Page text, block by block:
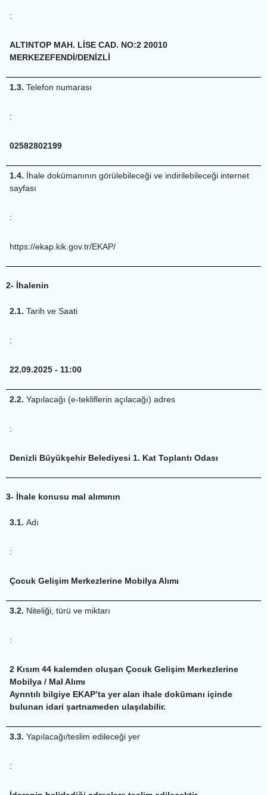
:
ALTINTOP MAH. LİSE CAD. NO:2 20010
MERKEZEFENDİ/DENİZLİ
1.3. Telefon numarası
:
02582802199
1.4. İhale dokümanının görülebileceği ve indirilebileceği internet
sayfası
:
https://ekap.kik.gov.tr/EKAP/
2- İhalenin
2.1. Tarih ve Saati
:
22.09.2025 - 11:00
2.2. Yapılacağı (e-tekliflerin açılacağı) adres
:
Denizli Büyükşehir Belediyesi 1. Kat Toplantı Odası
3- İhale konusu mal alımının
3.1. Adı
:
Çocuk Gelişim Merkezlerine Mobilya Alımı
3.2. Niteliği, türü ve miktarı
:
2 Kısım 44 kalemden oluşan Çocuk Gelişim Merkezlerine
Mobilya / Mal Alımı
Ayrıntılı bilgiye EKAP’ta yer alan ihale dokümanı içinde
bulunan idari şartnameden ulaşılabilir.
3.3. Yapılacağı/teslim edileceği yer
: